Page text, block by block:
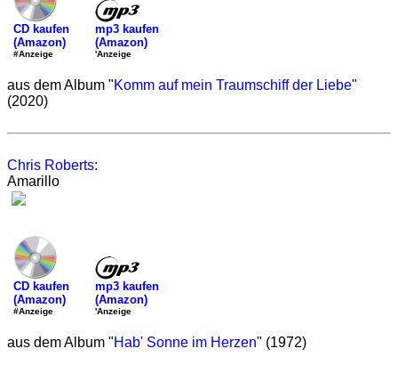
CD kaufen
(Amazon)
#Anzeige
mp3 kaufen
(Amazon)
'Anzeige
aus dem Album "Komm auf mein Traumschiff der Liebe"
(2020)
Chris Roberts:
Amarillo
CD kaufen
(Amazon)
#Anzeige
mp3 kaufen
(Amazon)
'Anzeige
aus dem Album "Hab' Sonne im Herzen" (1972)